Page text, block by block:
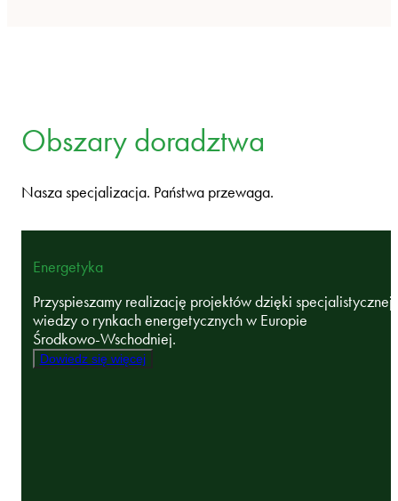
Obszary doradztwa
Nasza specjalizacja. Państwa przewaga.
Energetyka
Przyspieszamy realizację projektów dzięki specjalistycznej
wiedzy o rynkach energetycznych w Europie
Środkowo‑Wschodniej.
Dowiedz się więcej